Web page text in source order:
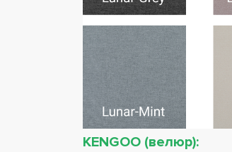
KENGOO (велюр):